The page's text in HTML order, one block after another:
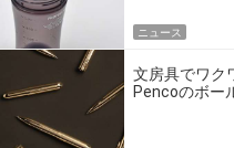
ニュース
文房具でワク
Pencoのボー